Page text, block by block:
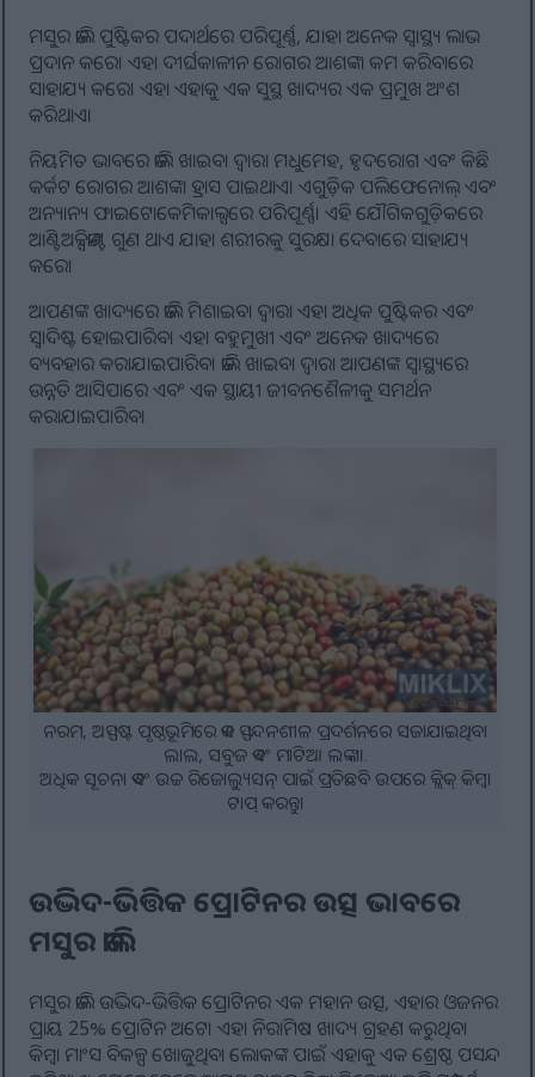
ମସୁର ଡାଲି ପୁଷ୍ଟିକର ପଦାର୍ଥରେ ପରିପୂର୍ଣ୍ଣ, ଯାହା ଅନେକ ସ୍ୱାସ୍ଥ୍ୟ ଲାଭ
ପ୍ରଦାନ କରେ। ଏହା ଦୀର୍ଘକାଳୀନ ରୋଗର ଆଶଙ୍କା କମ କରିବାରେ
ସାହାଯ୍ୟ କରେ। ଏହା ଏହାକୁ ଏକ ସୁସ୍ଥ ଖାଦ୍ୟର ଏକ ପ୍ରମୁଖ ଅଂଶ
କରିଥାଏ।
ନିୟମିତ ଭାବରେ ଡାଲି ଖାଇବା ଦ୍ୱାରା ମଧୁମେହ, ହୃଦରୋଗ ଏବଂ କିଛି
କର୍କଟ ରୋଗର ଆଶଙ୍କା ହ୍ରାସ ପାଇଥାଏ। ଏଗୁଡ଼ିକ ପଲିଫେନୋଲ୍ ଏବଂ
ଅନ୍ୟାନ୍ୟ ଫାଇଟୋକେମିକାଲ୍ସରେ ପରିପୂର୍ଣ୍ଣ। ଏହି ଯୌଗିକଗୁଡ଼ିକରେ
ଆଣ୍ଟିଅକ୍ସିଡାଣ୍ଟ ଗୁଣ ଥାଏ ଯାହା ଶରୀରକୁ ସୁରକ୍ଷା ଦେବାରେ ସାହାଯ୍ୟ
କରେ।
ଆପଣଙ୍କ ଖାଦ୍ୟରେ ଡାଲି ମିଶାଇବା ଦ୍ଵାରା ଏହା ଅଧିକ ପୁଷ୍ଟିକର ଏବଂ
ସ୍ୱାଦିଷ୍ଟ ହୋଇପାରିବ। ଏହା ବହୁମୁଖୀ ଏବଂ ଅନେକ ଖାଦ୍ୟରେ
ବ୍ୟବହାର କରାଯାଇପାରିବ। ଡାଲି ଖାଇବା ଦ୍ଵାରା ଆପଣଙ୍କ ସ୍ୱାସ୍ଥ୍ୟରେ
ଉନ୍ନତି ଆସିପାରେ ଏବଂ ଏକ ସ୍ଥାୟୀ ଜୀବନଶୈଳୀକୁ ସମର୍ଥନ
କରାଯାଇପାରିବ।
ନରମ, ଅସ୍ପଷ୍ଟ ପୃଷ୍ଠଭୂମିରେ ଏକ ସ୍ପନ୍ଦନଶୀଳ ପ୍ରଦର୍ଶନରେ ସଜାଯାଇଥିବା
ଲାଲ, ସବୁଜ ଏବଂ ମାଟିଆ ଲଙ୍କା।.
ଅଧିକ ସୂଚନା ଏବଂ ଉଚ୍ଚ ରିଜୋଲ୍ୟୁସନ୍ ପାଇଁ ପ୍ରତିଛବି ଉପରେ କ୍ଲିକ୍ କିମ୍ବା
ଟାପ୍ କରନ୍ତୁ।
ଉଦ୍ଭିଦ-ଭିତ୍ତିକ ପ୍ରୋଟିନର ଉତ୍ସ ଭାବରେ
ମସୁର ଡାଲି
ମସୁର ଡାଲି ଉଦ୍ଭିଦ-ଭିତ୍ତିକ ପ୍ରୋଟିନର ଏକ ମହାନ ଉତ୍ସ, ଏହାର ଓଜନର
ପ୍ରାୟ 25% ପ୍ରୋଟିନ ଅଟେ। ଏହା ନିରାମିଷ ଖାଦ୍ୟ ଗ୍ରହଣ କରୁଥିବା
କିମ୍ବା ମାଂସ ବିକଳ୍ପ ଖୋଜୁଥିବା ଲୋକଙ୍କ ପାଇଁ ଏହାକୁ ଏକ ଶ୍ରେଷ୍ଠ ପସନ୍ଦ